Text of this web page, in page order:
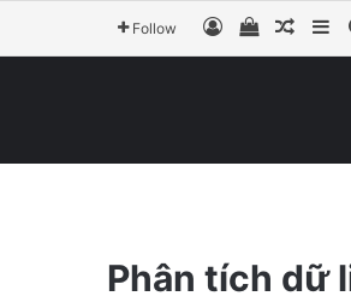
Follow Đăng nhập
View your
Bài
Phân tích dữ